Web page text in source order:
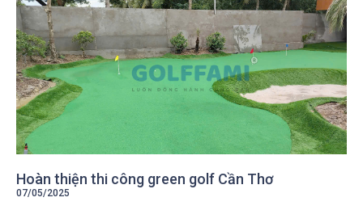
Hoàn thiện thi công green golf Cần Thơ
07/05/2025